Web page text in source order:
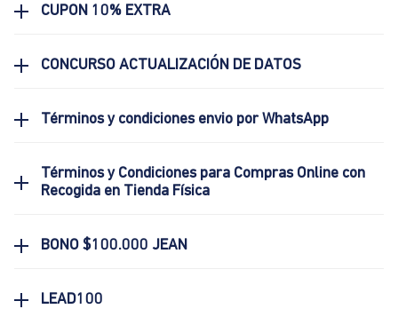
CUPON 10% EXTRA
CONCURSO ACTUALIZACIÓN DE DATOS
Términos y condiciones envio por WhatsApp
Términos y Condiciones para Compras Online con
Recogida en Tienda Física
BONO $100.000 JEAN
LEAD100